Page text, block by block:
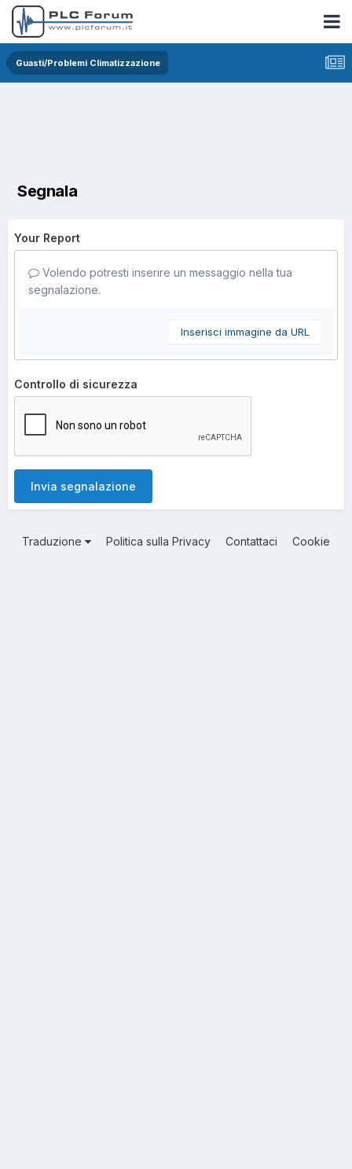
Guasti/Problemi Climatizzazione
Segnala
Your Report
Volendo potresti inserire un messaggio nella tua
segnalazione.
Inserisci immagine da URL
Controllo di sicurezza
Invia segnalazione
Traduzione Politica sulla Privacy Contattaci Cookie